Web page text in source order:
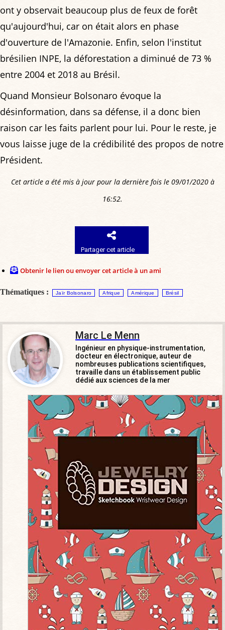
ont y observait beaucoup plus de feux de forêt
qu'aujourd'hui, car on était alors en phase
d'ouverture de l'Amazonie. Enfin, selon l'institut
brésilien INPE, la déforestation a diminué de 73 %
entre 2004 et 2018 au Brésil.
Quand Monsieur Bolsonaro évoque la
désinformation, dans sa défense, il a donc bien
raison car les faits parlent pour lui. Pour le reste, je
vous laisse juge de la crédibilité des propos de notre
Président.
Cet article a été mis à jour pour la dernière fois le 09/01/2020 à
16:52.
Partager cet article
Obtenir le lien ou envoyer cet article à un ami
Thématiques : Jaïr Bolsonaro Afrique Amérique Brésil
Marc Le Menn
Ingénieur en physique-instrumentation,
docteur en électronique, auteur de
nombreuses publications scientifiques,
travaille dans un établissement public
dédié aux sciences de la mer